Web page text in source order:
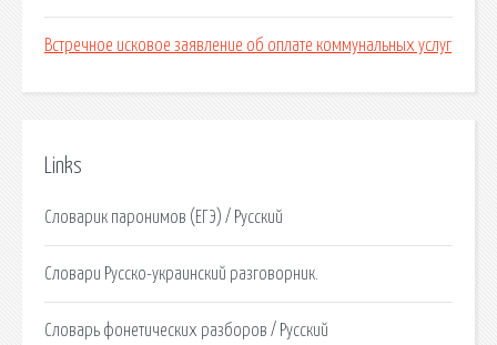
Встречное исковое заявление об оплате коммунальных услуг
Links
Словарик паронимов (ЕГЭ) / Русский
Словари Русско-украинский разговорник.
Словарь фонетических разборов / Русский